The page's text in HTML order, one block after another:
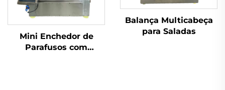
Mini Enchedor de
Parafusos com
Balança Multicabeça
para Saladas